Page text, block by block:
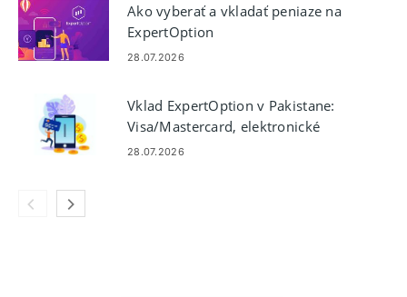
Ako vyberať a vkladať peniaze na
ExpertOption
28.07.2026
Vklad ExpertOption v Pakistane:
Visa/Mastercard, elektronické
platby a kryptomeny
28.07.2026